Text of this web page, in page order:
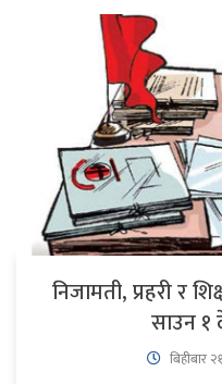
निजामती, प्रहरी र
साउन १
बिहीबार